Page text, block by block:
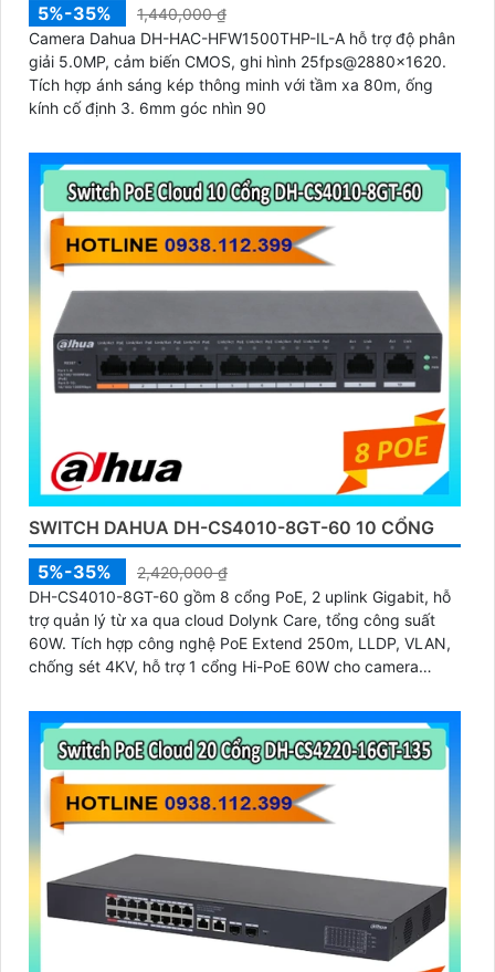
5%-35%
1,440,000 ₫
Camera Dahua DH-HAC-HFW1500THP-IL-A hỗ trợ độ phân
giải 5.0MP, cảm biến CMOS, ghi hình 25fps@2880×1620.
Tích hợp ánh sáng kép thông minh với tầm xa 80m, ống
kính cố định 3. 6mm góc nhìn 90
SWITCH DAHUA DH-CS4010-8GT-60 10 CỔNG
5%-35%
2,420,000 ₫
DH-CS4010-8GT-60 gồm 8 cổng PoE, 2 uplink Gigabit, hỗ
trợ quản lý từ xa qua cloud Dolynk Care, tổng công suất
60W. Tích hợp công nghệ PoE Extend 250m, LLDP, VLAN,
chống sét 4KV, hỗ trợ 1 cổng Hi-PoE 60W cho camera